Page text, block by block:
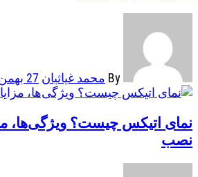
محمد غیاثیان 27 بهمن 1404
نمای اتیکس چیست؟ ویژگی‌ها،
نصب